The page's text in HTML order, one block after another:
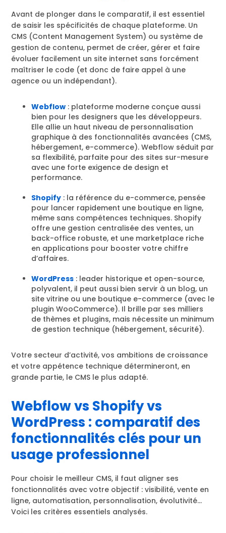
Avant de plonger dans le comparatif, il est essentiel
de saisir les spécificités de chaque plateforme. Un
CMS (Content Management System) ou système de
gestion de contenu, permet de créer, gérer et faire
évoluer facilement un site internet sans forcément
maîtriser le code (et donc de faire appel à une
agence ou un indépendant).
Webflow : plateforme moderne conçue aussi
bien pour les designers que les développeurs.
Elle allie un haut niveau de personnalisation
graphique à des fonctionnalités avancées (CMS,
hébergement, e-commerce). Webflow séduit par
sa flexibilité, parfaite pour des sites sur-mesure
avec une forte exigence de design et
performance.
Shopify : la référence du e-commerce, pensée
pour lancer rapidement une boutique en ligne,
même sans compétences techniques. Shopify
offre une gestion centralisée des ventes, un
back-office robuste, et une marketplace riche
en applications pour booster votre chiffre
d’affaires.
WordPress : leader historique et open-source,
polyvalent, il peut aussi bien servir à un blog, un
site vitrine ou une boutique e-commerce (avec le
plugin WooCommerce). Il brille par ses milliers
de thèmes et plugins, mais nécessite un minimum
de gestion technique (hébergement, sécurité).
Votre secteur d’activité, vos ambitions de croissance
et votre appétence technique détermineront, en
grande partie, le CMS le plus adapté.
Webflow vs Shopify vs
WordPress : comparatif des
fonctionnalités clés pour un
usage professionnel
Pour choisir le meilleur CMS, il faut aligner ses
fonctionnalités avec votre objectif : visibilité, vente en
ligne, automatisation, personnalisation, évolutivité…
Voici les critères essentiels analysés.